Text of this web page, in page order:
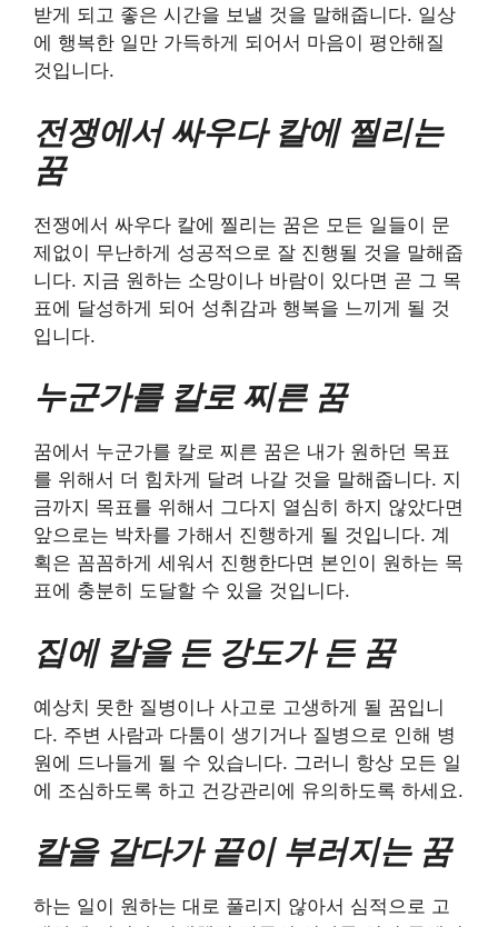
받게 되고 좋은 시간을 보낼 것을 말해줍니다. 일상
에 행복한 일만 가득하게 되어서 마음이 평안해질
것입니다.
전쟁에서 싸우다 칼에 찔리는
꿈
전쟁에서 싸우다 칼에 찔리는 꿈은 모든 일들이 문
제없이 무난하게 성공적으로 잘 진행될 것을 말해줍
니다. 지금 원하는 소망이나 바람이 있다면 곧 그 목
표에 달성하게 되어 성취감과 행복을 느끼게 될 것
입니다.
누군가를 칼로 찌른 꿈
꿈에서 누군가를 칼로 찌른 꿈은 내가 원하던 목표
를 위해서 더 힘차게 달려 나갈 것을 말해줍니다. 지
금까지 목표를 위해서 그다지 열심히 하지 않았다면
앞으로는 박차를 가해서 진행하게 될 것입니다. 계
획은 꼼꼼하게 세워서 진행한다면 본인이 원하는 목
표에 충분히 도달할 수 있을 것입니다.
집에 칼을 든 강도가 든 꿈
예상치 못한 질병이나 사고로 고생하게 될 꿈입니
다. 주변 사람과 다툼이 생기거나 질병으로 인해 병
원에 드나들게 될 수 있습니다. 그러니 항상 모든 일
에 조심하도록 하고 건강관리에 유의하도록 하세요.
칼을 갈다가 끝이 부러지는 꿈
하는 일이 원하는 대로 풀리지 않아서 심적으로 고